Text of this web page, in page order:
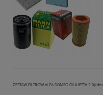
ZESTAW FILTRÓW ALFA ROMEO GIULIETTA 2.0jtdm